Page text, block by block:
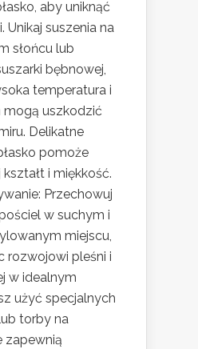
aby uniknąć
Unikaj suszenia na
słońcu lub
bębnowej,
temperatura i
mogą uszkodzić
Delikatne
pomoże
i miękkość.
Przechowuj
w suchym i
miejscu,
rozwojowi pleśni i
w idealnym
użyć specjalnych
torby na
zapewnią